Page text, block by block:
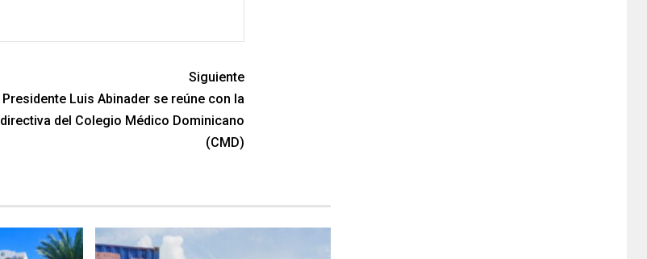
Siguiente
Presidente Luis Abinader se reúne con la
directiva del Colegio Médico Dominicano
(CMD)